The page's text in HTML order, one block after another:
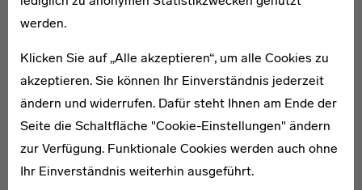
werden.
Klicken Sie auf „Alle akzeptieren“, um alle Cookies zu
akzeptieren. Sie können Ihr Einverständnis jederzeit
ändern und widerrufen. Dafür steht Ihnen am Ende der
Seite die Schaltfläche "Cookie-Einstellungen" ändern
zur Verfügung. Funktionale Cookies werden auch ohne
Ihr Einverständnis weiterhin ausgeführt.